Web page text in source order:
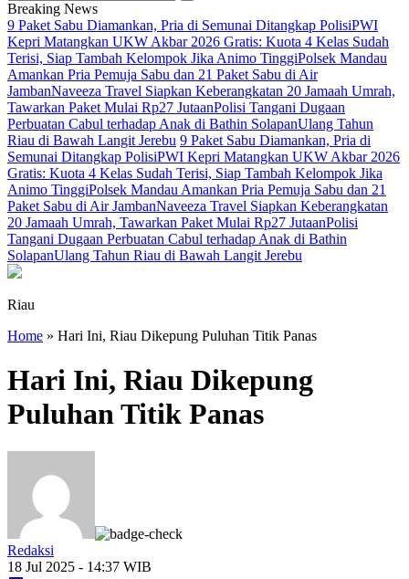
Breaking News
9 Paket Sabu Diamankan, Pria di Semunai Ditangkap PolisiPWI
Kepri Matangkan UKW Akbar 2026 Gratis: Kuota 4 Kelas Sudah
Terisi, Siap Tambah Kelompok Jika Animo TinggiPolsek Mandau
Amankan Pria Pemuja Sabu dan 21 Paket Sabu di Air
JambanNaveeza Travel Siapkan Keberangkatan 20 Jamaah Umrah,
Tawarkan Paket Mulai Rp27 JutaanPolisi Tangani Dugaan
Perbuatan Cabul terhadap Anak di Bathin SolapanUlang Tahun
Riau di Bawah Langit Jerebu 9 Paket Sabu Diamankan, Pria di
Semunai Ditangkap PolisiPWI Kepri Matangkan UKW Akbar 2026
Gratis: Kuota 4 Kelas Sudah Terisi, Siap Tambah Kelompok Jika
Animo TinggiPolsek Mandau Amankan Pria Pemuja Sabu dan 21
Paket Sabu di Air JambanNaveeza Travel Siapkan Keberangkatan
20 Jamaah Umrah, Tawarkan Paket Mulai Rp27 JutaanPolisi
Tangani Dugaan Perbuatan Cabul terhadap Anak di Bathin
SolapanUlang Tahun Riau di Bawah Langit Jerebu
Riau
Home » Hari Ini, Riau Dikepung Puluhan Titik Panas
Hari Ini, Riau Dikepung
Puluhan Titik Panas
Redaksi
18 Jul 2025 - 14:37 WIB